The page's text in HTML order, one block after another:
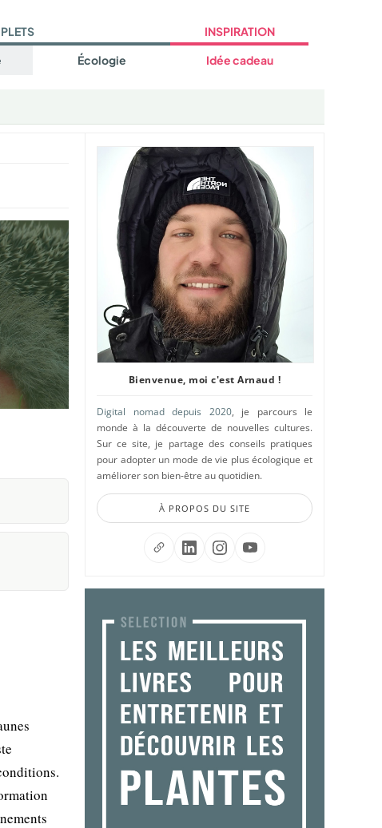
Écologie
INSPIRATION
Idée cadeau
Bienvenue, moi c'est Arnaud !
Digital nomad depuis 2020, je parcours le
monde à la découverte de nouvelles cultures.
Sur ce site, je partage des conseils pratiques
pour adopter un mode de vie plus écologique et
améliorer son bien-être au quotidien.
À PROPOS DU SITE